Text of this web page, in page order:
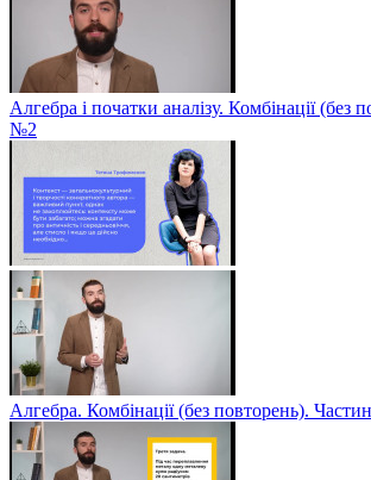
Алгебра і початки аналізу. Комбінації (без
№2
Алгебра. Комбінації (без повторень).